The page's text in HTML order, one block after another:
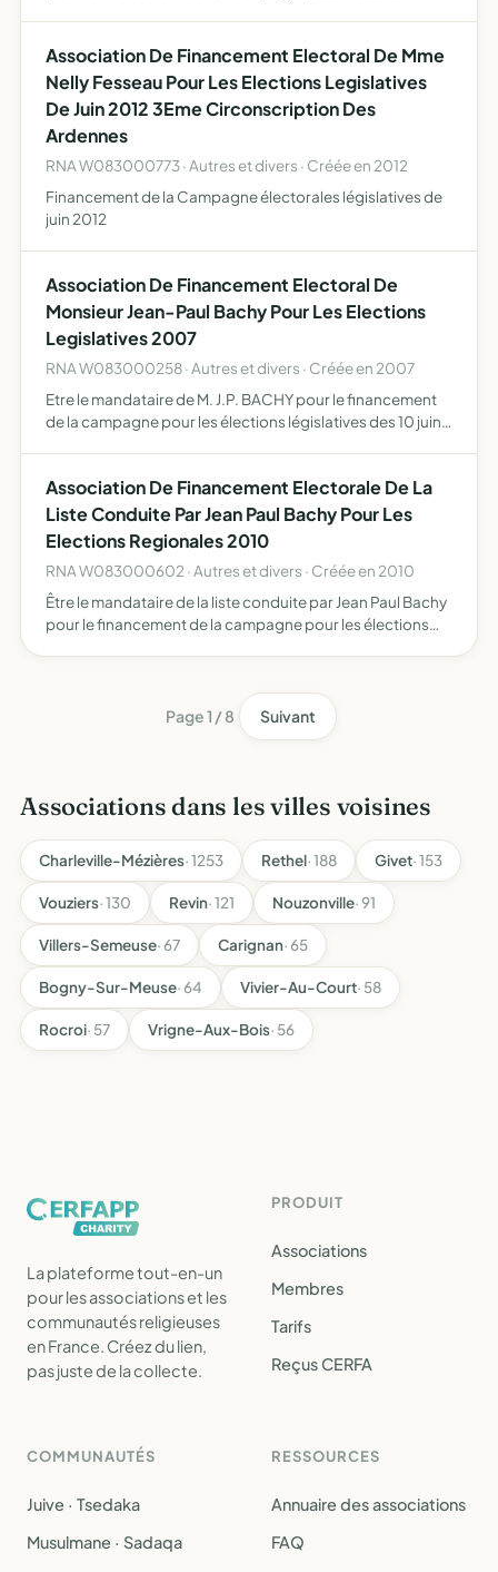
Association De Financement Electoral De Mme
Nelly Fesseau Pour Les Elections Legislatives
De Juin 2012 3Eme Circonscription Des
Ardennes
RNA W083000773 · Autres et divers · Créée en 2012
Financement de la Campagne électorales législatives de
juin 2012
Association De Financement Electoral De
Monsieur Jean-Paul Bachy Pour Les Elections
Legislatives 2007
RNA W083000258 · Autres et divers · Créée en 2007
Etre le mandataire de M. J.P. BACHY pour le financement
de la campagne pour les élections législatives des 10 juin
Association De Financement Electorale De La
Liste Conduite Par Jean Paul Bachy Pour Les
Elections Regionales 2010
RNA W083000602 · Autres et divers · Créée en 2010
Être le mandataire de la liste conduite par Jean Paul Bachy
pour le financement de la campagne pour les élections
Page 1 / 8 Suivant
Associations dans les villes voisines
Charleville-Mézières· 1253 Rethel· 188 Givet· 153
Vouziers· 130 Revin· 121 Nouzonville· 91
Villers-Semeuse· 67 Carignan· 65
Bogny-Sur-Meuse· 64 Vivier-Au-Court· 58
Rocroi· 57 Vrigne-Aux-Bois· 56
La plateforme tout-en-un
pour les associations et les
communautés religieuses
en France. Créez du lien,
pas juste de la collecte.
PRODUIT
Associations
Membres
Tarifs
Reçus CERFA
COMMUNAUTÉS
Juive · Tsedaka
Musulmane · Sadaqa
RESSOURCES
Annuaire des associations
FAQ